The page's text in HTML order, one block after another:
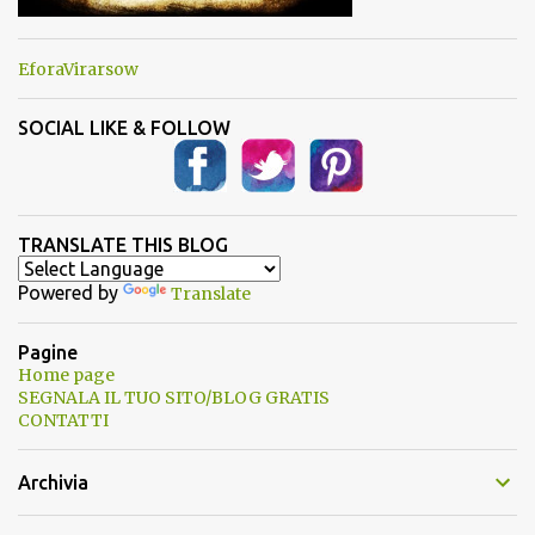
EforaVirarsow
SOCIAL LIKE & FOLLOW
TRANSLATE THIS BLOG
Powered by Translate
Pagine
Home page
SEGNALA IL TUO SITO/BLOG GRATIS
CONTATTI
Archivia